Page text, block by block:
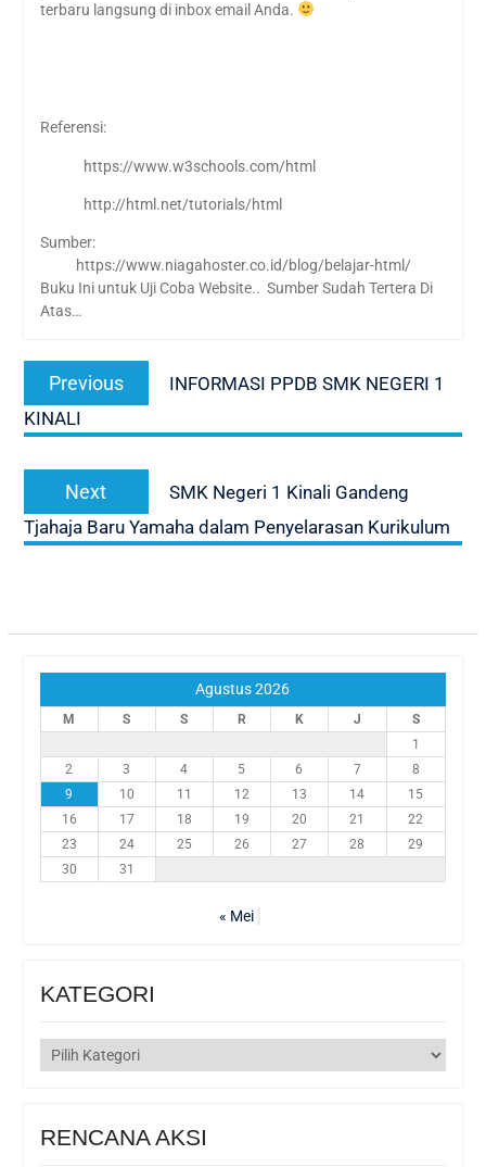
terbaru langsung di inbox email Anda.
Referensi:
https://www.w3schools.com/html
http://html.net/tutorials/html
Sumber:
https://www.niagahoster.co.id/blog/belajar-html/
Buku Ini untuk Uji Coba Website.. Sumber Sudah Tertera Di
Atas…
Navigasi
posPrevious
post:
INFORMASI PPDB SMK NEGERI 1
KINALI
Next
post:
SMK Negeri 1 Kinali Gandeng
Tjahaja Baru Yamaha dalam Penyelarasan Kurikulum
Agustus 2026
M S S R K J
S
1
2
3 4 5 6 7
8
9
10 11 12 13 14
15
16
17 18 19 20 21
22
23
24 25 26 27 28
29
30
31
« Mei
KATEGORI
KATEGORI
RENCANA AKSI